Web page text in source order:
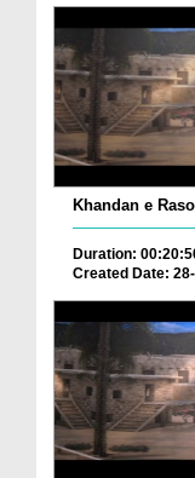
Duration:
Created Date: